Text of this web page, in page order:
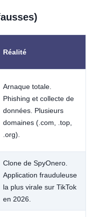
Réalité
Arnaque totale.
Phishing et collecte de
données. Plusieurs
domaines (.com, .top,
.org).
Clone de SpyOnero.
Application frauduleuse
la plus virale sur TikTok
en 2026.